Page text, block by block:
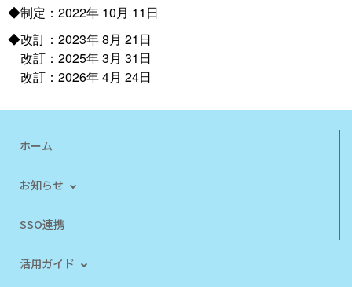
◆制定：2022年 10月 11日
◆改訂：2023年 8月 21日
改訂：2025年 3月 31日
改訂：2026年 4月 24日
ホーム
お知らせ
SSO連携
活用ガイド